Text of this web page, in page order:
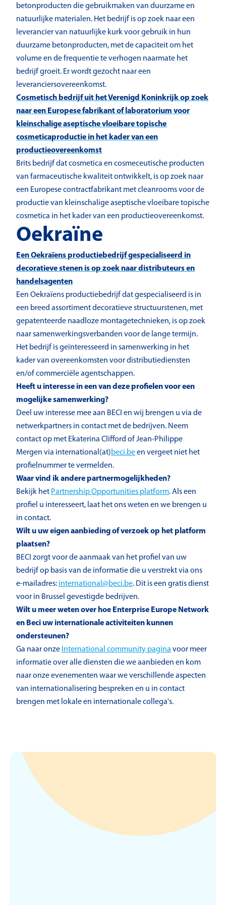
betonproducten die gebruikmaken van duurzame en
natuurlijke materialen. Het bedrijf is op zoek naar een
leverancier van natuurlijke kurk voor gebruik in hun
duurzame betonproducten, met de capaciteit om het
volume en de frequentie te verhogen naarmate het
bedrijf groeit. Er wordt gezocht naar een
leveranciersovereenkomst.
Cosmetisch bedrijf uit het Verenigd Koninkrijk op zoek
naar een Europese fabrikant of laboratorium voor
kleinschalige aseptische vloeibare topische
cosmeticaproductie in het kader van een
productieovereenkomst
Brits bedrijf dat cosmetica en cosmeceutische producten
van farmaceutische kwaliteit ontwikkelt, is op zoek naar
een Europese contractfabrikant met cleanrooms voor de
productie van kleinschalige aseptische vloeibare topische
cosmetica in het kader van een productieovereenkomst.
Oekraïne
Een Oekraïens productiebedrijf gespecialiseerd in
decoratieve stenen is op zoek naar distributeurs en
handelsagenten
Een Oekraïens productiebedrijf dat gespecialiseerd is in
een breed assortiment decoratieve structuurstenen, met
gepatenteerde naadloze montagetechnieken, is op zoek
naar samenwerkingsverbanden voor de lange termijn.
Het bedrijf is geïnteresseerd in samenwerking in het
kader van overeenkomsten voor distributiediensten
en/of commerciële agentschappen.
Heeft u interesse in een van deze profielen voor een
mogelijke samenwerking?
Deel uw interesse mee aan BECI en wij brengen u via de
netwerkpartners in contact met de bedrijven. Neem
contact op met Ekaterina Clifford of Jean-Philippe
Mergen via international(at)beci.been vergeet niet het
profielnummer te vermelden.
Waar vind ik andere partnermogelijkheden?
Bekijk het Partnership Opportunities platform. Als een
profiel u interesseert, laat het ons weten en we brengen u
in contact.
Wilt u uw eigen aanbieding of verzoek op het platform
plaatsen?
BECI zorgt voor de aanmaak van het profiel van uw
bedrijf op basis van de informatie die u verstrekt via ons
e-mailadres: international@beci.be. Dit is een gratis dienst
voor in Brussel gevestigde bedrijven.
Wilt u meer weten over hoe Enterprise Europe Network
en Beci uw internationale activiteiten kunnen
ondersteunen?
Ga naar onze ​International community pagina voor meer
informatie over alle diensten die we aanbieden en kom
naar onze evenementen waar we verschillende aspecten
van internationalisering bespreken en u in contact
brengen met lokale en internationale collega's.